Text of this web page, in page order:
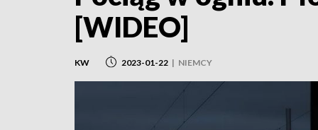
[WIDEO]
KW 2023-01-22 | NIEMCY